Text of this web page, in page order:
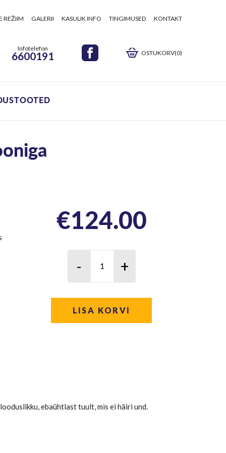
REŽIIM GALERII KASULIK INFO TINGIMUSED KONTAKT
Infotelefon
6600191 OSTUKORV(0)
€124.00
LISA KORVI
ebaühtlast tuult, mis ei häiri und.